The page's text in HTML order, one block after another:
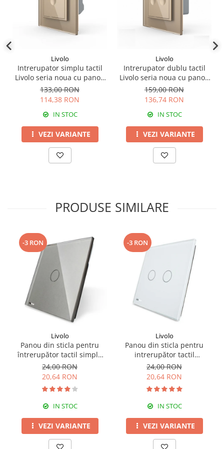
Livolo
Intrerupator simplu tactil
Livolo seria noua cu panou
din sticla
133,00 RON
114,38 RON
IN STOC
VEZI VARIANTE
Livolo
Intrerupator dublu tactil
Livolo seria noua cu panou
din sticla
159,00 RON
136,74 RON
IN STOC
VEZI VARIANTE
PRODUSE SIMILARE
-3 RON
Livolo
Panou din sticla pentru
întrerupător tactil simplu
Livolo
24,00 RON
20,64 RON
IN STOC
VEZI VARIANTE
-3 RON
Livolo
Panou din sticla pentru
intrerupător tactil
dublu,Livolo
24,00 RON
20,64 RON
IN STOC
VEZI VARIANTE